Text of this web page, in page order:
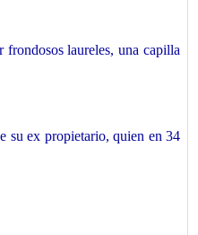
frondosos laureles, una capilla
su ex propietario, quien en 34